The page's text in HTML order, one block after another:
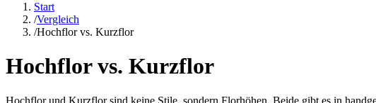
Start
/Vergleich
/Hochflor vs. Kurzflor
Hochflor vs. Kurzflor
Hochflor und Kurzflor sind keine Stile, sondern Florhöhen. Beide gibt es in